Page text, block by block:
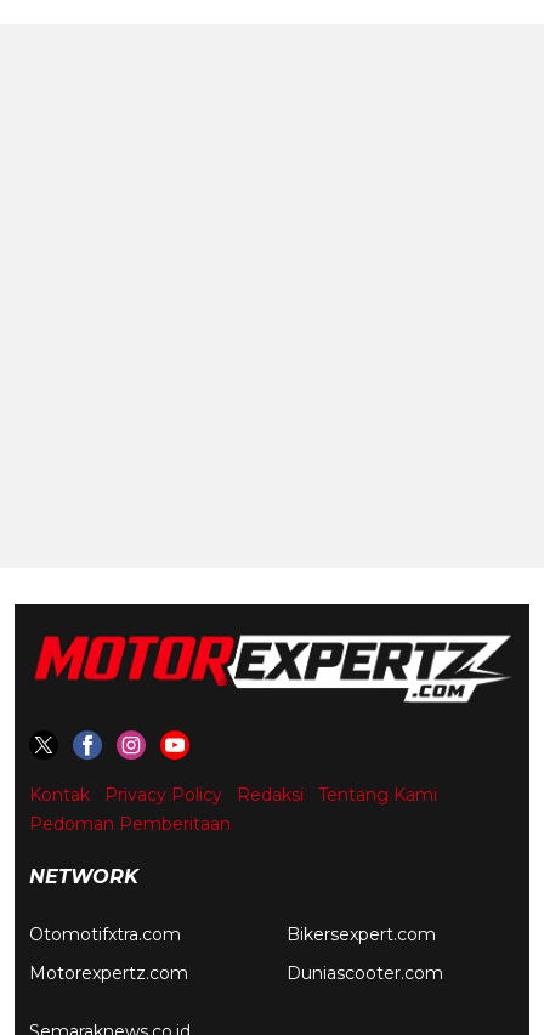
Kontak Privacy Policy Redaksi
Tentang Kami
Pedoman Pemberitaan
NETWORK
Otomotifxtra.com
Motorexpertz.com
Bikersexpert.com
Duniascooter.com